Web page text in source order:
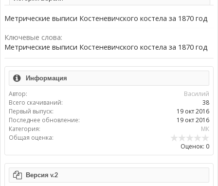
Метрические выписи Костеневичского костела за 1870 год
Ключевые слова:
Метрические выписи Костеневичского костела за 1870 год
Информация
Автор:
Василий
Всего скачиваний:
38
Первый выпуск:
19 окт 2016
Последнее обновление:
19 окт 2016
Категория:
МК
Общая оценка:
Оценок: 0
Версия v.2